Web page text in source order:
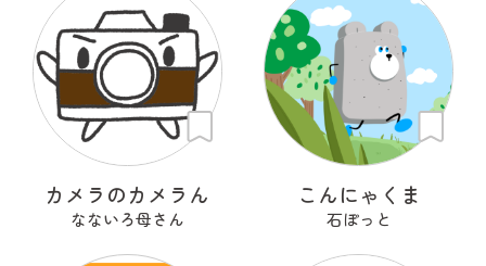
カメラのカメラん
なないろ母さん
こんにゃくま
石ぽっと